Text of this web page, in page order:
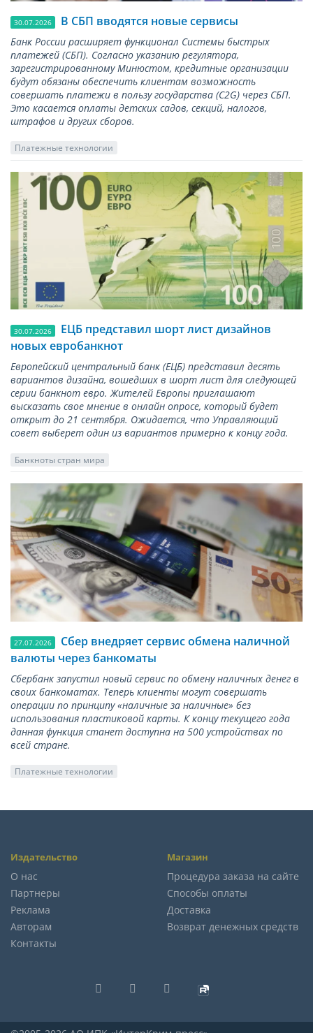
30.07.2026 В СБП вводятся новые сервисы
Банк России расширяет функционал Системы быстрых
платежей (СБП). Согласно указанию регулятора,
зарегистрированному Минюстом, кредитные организации
будут обязаны обеспечить клиентам возможность
совершать платежи в пользу государства (С2G) через СБП.
Это касается оплаты детских садов, секций, налогов,
штрафов и других сборов.
Платежные технологии
30.07.2026
ЕЦБ представил шорт лист дизайнов
новых евробанкнот
Европейский центральный банк (ЕЦБ) представил десять
вариантов дизайна, вошедших в шорт лист для следующей
серии банкнот евро. Жителей Европы приглашают
высказать свое мнение в онлайн опросе, который будет
открыт до 21 сентября. Ожидается, что Управляющий
совет выберет один из вариантов примерно к концу года.
Банкноты стран мира
27.07.2026
Сбер внедряет сервис обмена наличной
валюты через банкоматы
Сбербанк запустил новый сервис по обмену наличных денег в
своих банкоматах. Теперь клиенты могут совершать
операции по принципу «наличные за наличные» без
использования пластиковой карты. К концу текущего года
данная функция станет доступна на 500 устройствах по
всей стране.
Платежные технологии
Издательство
О нас
Партнеры
Реклама
Авторам
Контакты
Магазин
Процедура заказа на сайте
Способы оплаты
Доставка
Возврат денежных средств